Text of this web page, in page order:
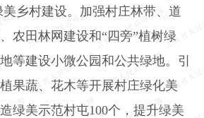
乡村建设。加强村庄林带、道
农田林网建设和“四旁”植树绿
等建设小微公园和公共绿地。引
果蔬、花木等开展村庄绿化美
绿美示范村屯100个，提升绿美